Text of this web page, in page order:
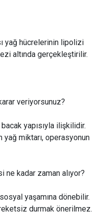
yağ hücrelerinin lipolizi
altında gerçekleştirilir.
veriyorsunuz?
yapısıyla ilişkilidir.
yağ miktarı, operasyonun
ne kadar zaman alıyor?
yaşamına dönebilir.
durmak önerilmez.